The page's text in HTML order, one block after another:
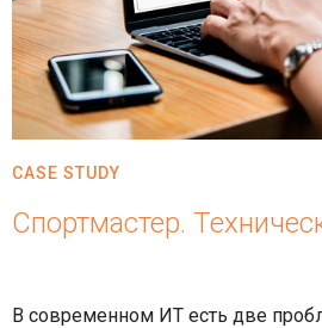
CASE STUDY
Спортмастер.
В современном ИТ есть две